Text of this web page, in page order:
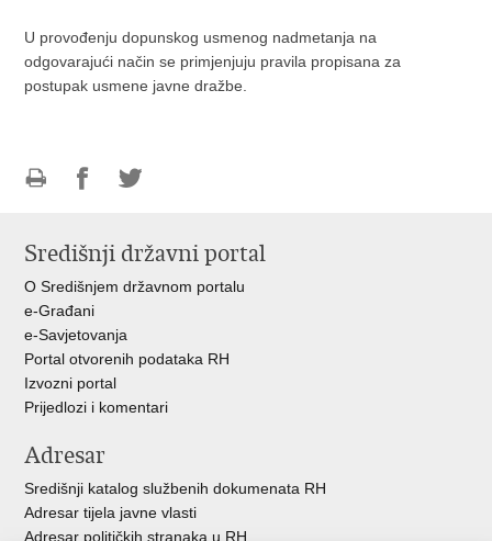
U provođenju dopunskog usmenog nadmetanja na
odgovarajući način se primjenjuju pravila propisana za
postupak usmene javne dražbe.
FacebookuTwitteru
Središnji državni portal
O Središnjem državnom portalu
e-Građani
e-Savjetovanja
Portal otvorenih podataka RH
Izvozni portal
Prijedlozi i komentari
Adresar
Središnji katalog službenih dokumenata RH
Adresar tijela javne vlasti
Adresar političkih stranaka u RH